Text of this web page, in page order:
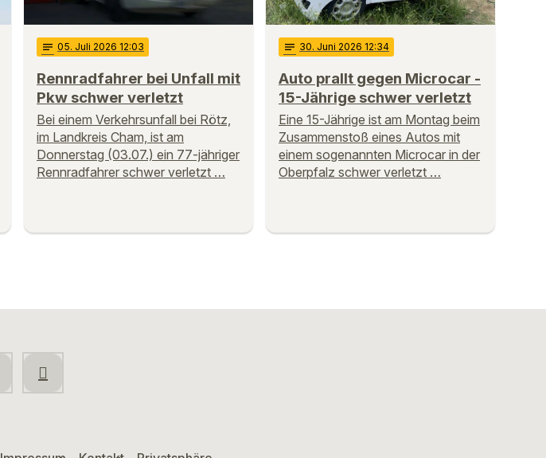
notes 05. Juli 2026 12:03
Rennradfahrer bei Unfall mit
Pkw schwer verletzt
Bei einem Verkehrsunfall bei Rötz,
im Landkreis Cham, ist am
Donnerstag (03.07.) ein 77-jähriger
Rennradfahrer schwer verletzt …
notes 30. Juni 2026 12:34
Auto prallt gegen Microcar -
15-Jährige schwer verletzt
Eine 15-Jährige ist am Montag beim
Zusammenstoß eines Autos mit
einem sogenannten Microcar in der
Oberpfalz schwer verletzt …